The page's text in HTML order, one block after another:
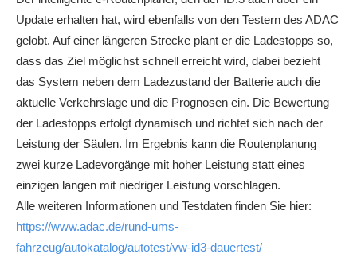
Update erhalten hat, wird ebenfalls von den Testern des ADAC
gelobt. Auf einer längeren Strecke plant er die Ladestopps so,
dass das Ziel möglichst schnell erreicht wird, dabei bezieht
das System neben dem Ladezustand der Batterie auch die
aktuelle Verkehrslage und die Prognosen ein. Die Bewertung
der Ladestopps erfolgt dynamisch und richtet sich nach der
Leistung der Säulen. Im Ergebnis kann die Routenplanung
zwei kurze Ladevorgänge mit hoher Leistung statt eines
einzigen langen mit niedriger Leistung vorschlagen.
Alle weiteren Informationen und Testdaten finden Sie hier:
https://www.adac.de/rund-ums-
fahrzeug/autokatalog/autotest/vw-id3-dauertest/